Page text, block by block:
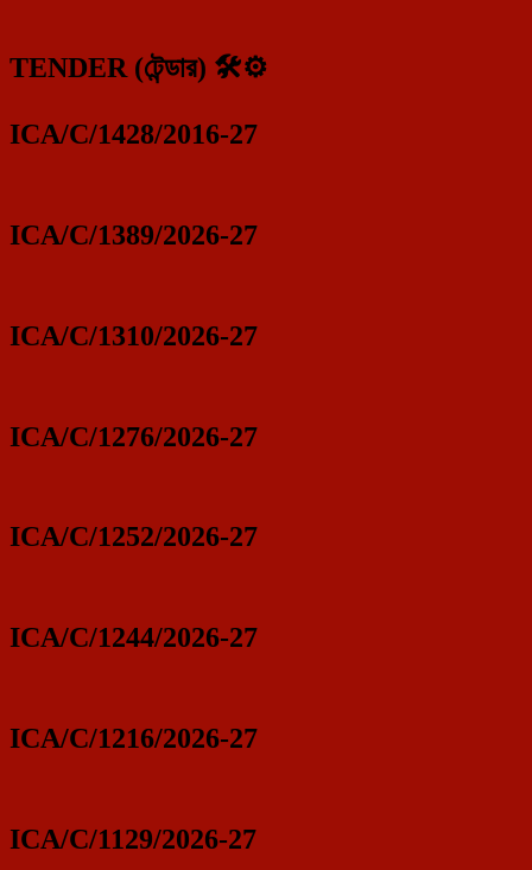
TENDER (টেন্ডার) 🛠️⚙️
ICA/C/1428/2016-27
ICA/C/1389/2026-27
ICA/C/1310/2026-27
ICA/C/1276/2026-27
ICA/C/1252/2026-27
ICA/C/1244/2026-27
ICA/C/1216/2026-27
ICA/C/1129/2026-27